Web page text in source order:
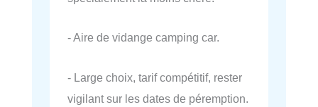
- Aire de vidange camping car.
- Large choix, tarif compétitif, rester
vigilant sur les dates de péremption.